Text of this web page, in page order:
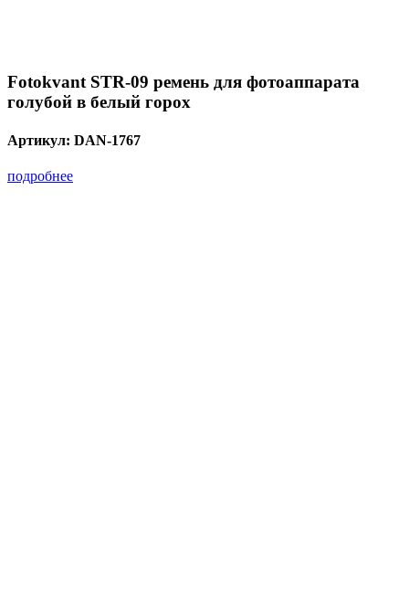
Fotokvant STR-09 ремень для фотоаппарата
голубой в белый горох
Артикул: DAN-1767
подробнее